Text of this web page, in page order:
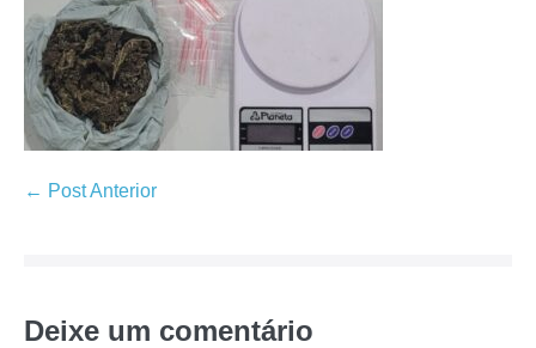
← Post Anterior
Deixe um comentário